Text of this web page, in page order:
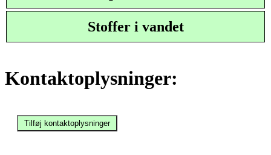
Stoffer i vandet
Kontaktoplysninger: